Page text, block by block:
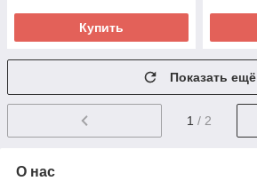
Купить
Показать ещё
1 / 2
О нас